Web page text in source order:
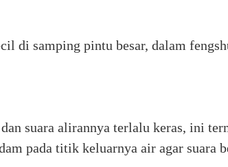
di samping pintu besar, dalam
suara alirannya terlalu keras, ini
pada titik keluarnya air agar suara